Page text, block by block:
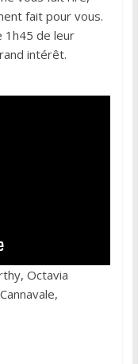
fait pour vous.
1h45 de leur
intérêt.
Octavia